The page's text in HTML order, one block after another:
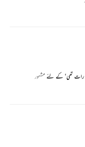
رات تھی‘ کے لئے مشہور